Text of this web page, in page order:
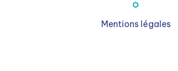
Mentions légales